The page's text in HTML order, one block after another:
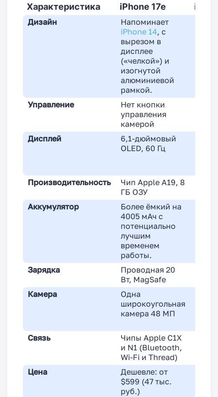
Характеристика iPhone 17e
Дизайн
Напоминает
iPhone 14, с
вырезом в
дисплее
(«челкой») и
изогнутой
алюминиевой
рамкой.
Управление
Нет кнопки
управления
камерой
Дисплей
6,1-дюймовый
OLED, 60 Гц
Производительность
Чип Apple A19, 8
ГБ ОЗУ
Аккумулятор
Более ёмкий на
4005 мАч с
потенциально
лучшим
временем
работы.
Зарядка
Проводная 20
Вт, MagSafe
Камера
Одна
широкоугольная
камера 48 МП
Связь
Чипы Apple C1X
и N1 (Bluetooth,
Wi-Fi и Thread)
Цена
Дешевле: от
$599 (47 тыс.
руб.)